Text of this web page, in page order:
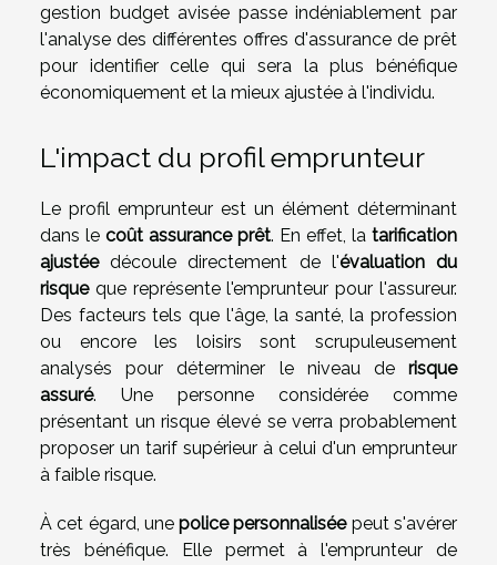
gestion budget avisée passe indéniablement par
l'analyse des différentes offres d'assurance de prêt
pour identifier celle qui sera la plus bénéfique
économiquement et la mieux ajustée à l'individu.
L'impact du profil emprunteur
Le profil emprunteur est un élément déterminant
dans le coût assurance prêt. En effet, la tarification
ajustéedécoule directement de l'évaluation du
risqueque représente l'emprunteur pour l'assureur.
Des facteurs tels que l'âge, la santé, la profession
ou encore les loisirs sont scrupuleusement
analysés pour déterminer le niveau de risque
assuré. Une personne considérée comme
présentant un risque élevé se verra probablement
proposer un tarif supérieur à celui d'un emprunteur
à faible risque.
À cet égard, unepolice personnaliséepeut s'avérer
très bénéfique. Elle permet à l'emprunteur de